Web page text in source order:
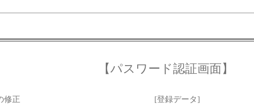
【パスワード認証画面】
修正
[登録データ]